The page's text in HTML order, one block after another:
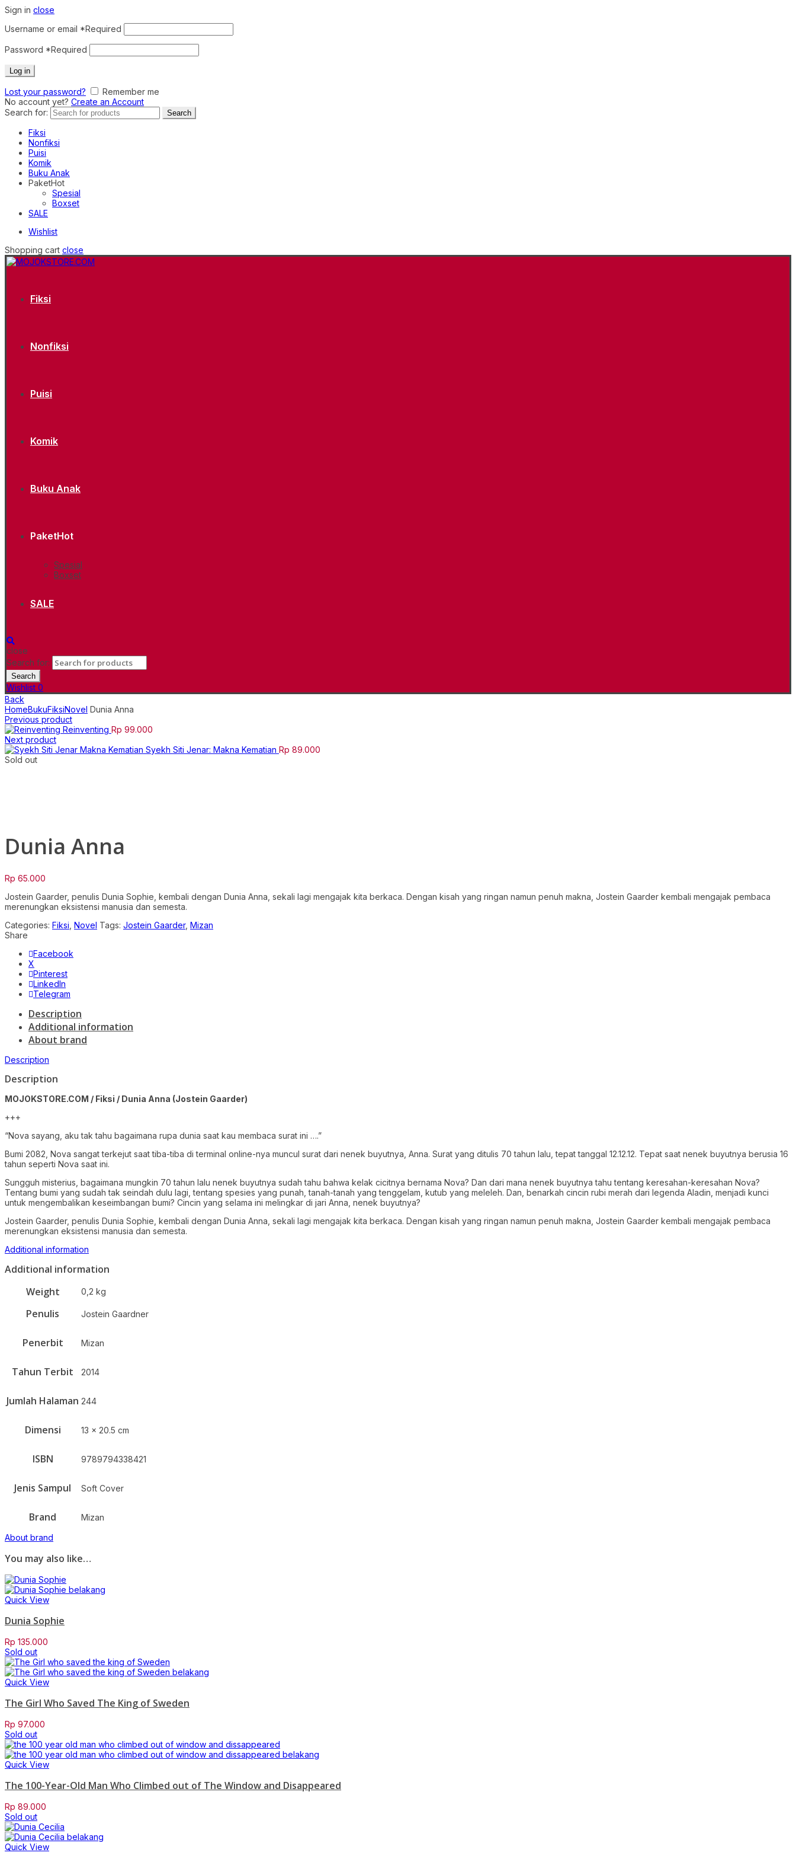
Sign in close
Username or email *Required
Password *Required
Log in
Lost your password?
Remember me
No account yet? Create an Account
Search for:
Search
Fiksi
Nonfiksi
Puisi
Komik
Buku Anak
PaketHot
Spesial
Boxset
SALE
Wishlist
Shopping cart close
Fiksi
Nonfiksi
Puisi
Komik
Buku Anak
PaketHot
Spesial
Boxset
SALE
close
Search for:
Search
Wishlist 0
Back
HomeBukuFiksiNovel Dunia Anna
Previous product
Reinventing Rp 99.000
Next product
Syekh Siti Jenar: Makna Kematian Rp 89.000
Sold out
Dunia Anna
Rp 65.000
Jostein Gaarder, penulis Dunia Sophie, kembali dengan Dunia Anna, sekali lagi mengajak kita berkaca. Dengan kisah yang ringan namun penuh makna, Jostein Gaarder kembali mengajak pembaca
merenungkan eksistensi manusia dan semesta.
Categories: Fiksi Novel Tags: Jostein Gaarder, Mizan
Share
Facebook
X
Pinterest
LinkedIn
Telegram
Description
Additional information
About brand
Description
Description
MOJOKSTORE.COM / Fiksi / Dunia Anna (Jostein Gaarder)
+++
“Nova sayang, aku tak tahu bagaimana rupa dunia saat kau membaca surat ini ….”
Bumi 2082, Nova sangat terkejut saat tiba-tiba di terminal online-nya muncul surat dari nenek buyutnya, Anna. Surat yang ditulis 70 tahun lalu, tepat tanggal 12.12.12. Tepat saat nenek buyutnya berusia 16
tahun seperti Nova saat ini.
Sungguh misterius, bagaimana mungkin 70 tahun lalu nenek buyutnya sudah tahu bahwa kelak cicitnya bernama Nova? Dan dari mana nenek buyutnya tahu tentang keresahan-keresahan Nova?
Tentang bumi yang sudah tak seindah dulu lagi, tentang spesies yang punah, tanah-tanah yang tenggelam, kutub yang meleleh. Dan, benarkah cincin rubi merah dari legenda Aladin, menjadi kunci
untuk mengembalikan keseimbangan bumi? Cincin yang selama ini melingkar di jari Anna, nenek buyutnya?
Jostein Gaarder, penulis Dunia Sophie, kembali dengan Dunia Anna, sekali lagi mengajak kita berkaca. Dengan kisah yang ringan namun penuh makna, Jostein Gaarder kembali mengajak pembaca
merenungkan eksistensi manusia dan semesta.
Additional information
Additional information
Weight
0,2 kg
Penulis Jostein Gaardner
Penerbit Mizan
Tahun Terbit 2014
Jumlah Halaman 244
Dimensi 13 x 20.5 cm
ISBN 9789794338421
Jenis Sampul Soft Cover
Brand
Mizan
About brand
You may also like…
Quick View
Dunia Sophie
Rp 135.000
Sold out
Quick View
The Girl Who Saved The King of Sweden
Rp 97.000
Sold out
Quick View
The 100-Year-Old Man Who Climbed out of The Window and Disappeared
Rp 89.000
Sold out
Quick View